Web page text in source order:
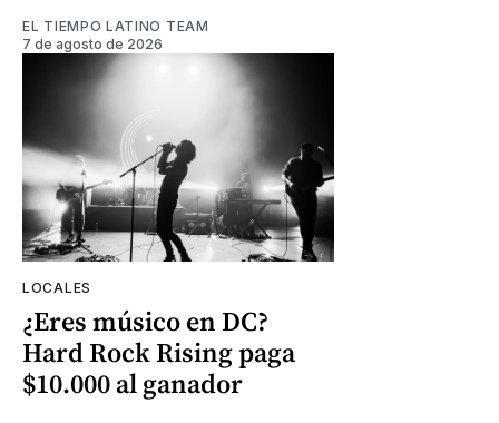
EL TIEMPO LATINO TEAM
7 de agosto de 2026
LOCALES
¿Eres músico en DC?
Hard Rock Rising paga
$10.000 al ganador